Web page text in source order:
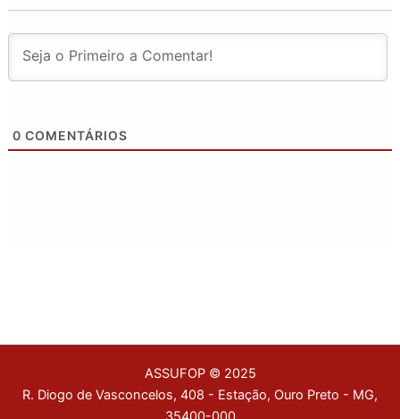
0 COMENTÁRIOS
ASSUFOP © 2025
R. Diogo de Vasconcelos, 408 - Estação, Ouro Preto - MG,